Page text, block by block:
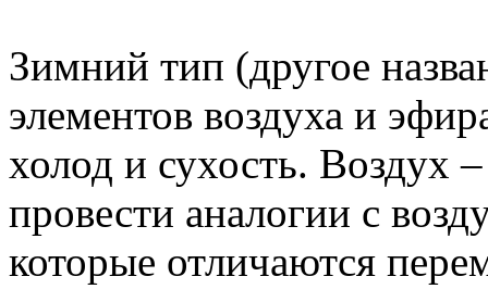
Зимний тип (другое
элементов воздуха и
холод и сухость. Воздух
провести аналогии с
которые отличаются